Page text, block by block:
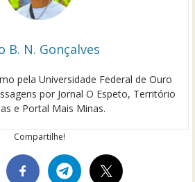
B. N. Gonçalves
pela Universidade Federal de Ouro
por Jornal O Espeto, Território
e Portal Mais Minas.
Compartilhe!